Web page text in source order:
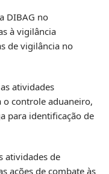
DIBAG no
à vigilância
de vigilância no
atividades
o controle aduaneiro,
para identificação de
atividades de
ações de combate às